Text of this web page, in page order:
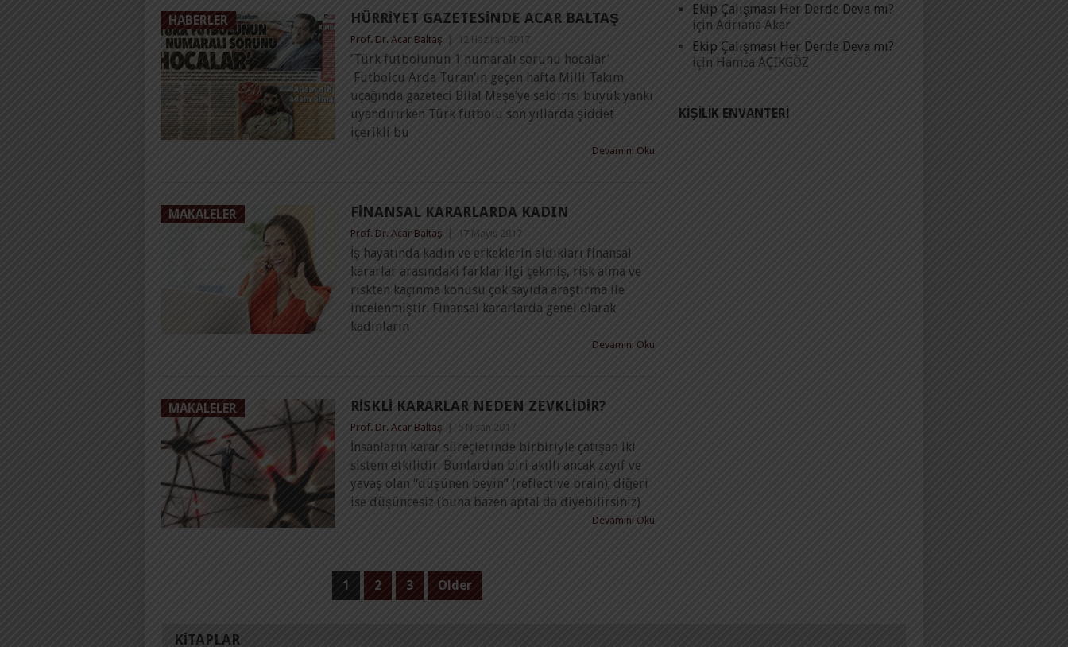
HABERLER HÜRRIYET GAZETESINDE ACAR BALTAŞ
Prof. Dr. Acar Baltaş 12 Haziran 2017
‘Türk futbolunun 1 numaralı sorunu hocalar’
Futbolcu Arda Turan’ın geçen hafta Milli Takım
uçağında gazeteci Bilal Meşe’ye saldırısı büyük yankı
uyandırırken Türk futbolu son yıllarda şiddet
içerikli bu
Devamını Oku
MAKALELER FINANSAL KARARLARDA KADIN
Prof. Dr. Acar Baltaş 17 Mayıs 2017
İş hayatında kadın ve erkeklerin aldıkları finansal
kararlar arasındaki farklar ilgi çekmiş, risk alma ve
riskten kaçınma konusu çok sayıda araştırma ile
incelenmiştir. Finansal kararlarda genel olarak
kadınların
Devamını Oku
MAKALELER RISKLI KARARLAR NEDEN ZEVKLIDIR?
Prof. Dr. Acar Baltaş 5 Nisan 2017
İnsanların karar süreçlerinde birbiriyle çatışan iki
sistem etkilidir. Bunlardan biri akıllı ancak zayıf ve
yavaş olan “düşünen beyin” (reflective brain); diğeri
ise düşüncesiz (buna bazen aptal da diyebilirsiniz)
Devamını Oku
1 2 3 Older
Ekip Çalışması Her Derde Deva mı?
için Adrıana Akar
Ekip Çalışması Her Derde Deva mı?
için Hamza AÇIKGÖZ
KIŞILIK ENVANTERI
KITAPLAR